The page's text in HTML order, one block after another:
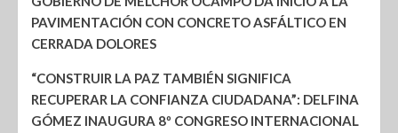
PAVIMENTACIÓN CON CONCRETO ASFÁLTICO EN
CERRADA DOLORES
“CONSTRUIR LA PAZ TAMBIÉN SIGNIFICA
RECUPERAR LA CONFIANZA CIUDADANA”: DELFINA
GÓMEZ INAUGURA 8º CONGRESO INTERNACIONAL